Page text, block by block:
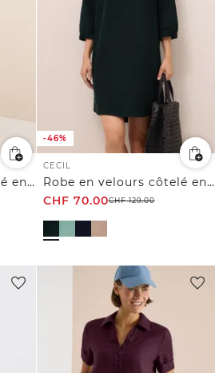
Robe en velours côtelé en couleur unie
-46%
CECIL
Robe en velours côtelé en couleur unie
CHF 70.00CHF129.00